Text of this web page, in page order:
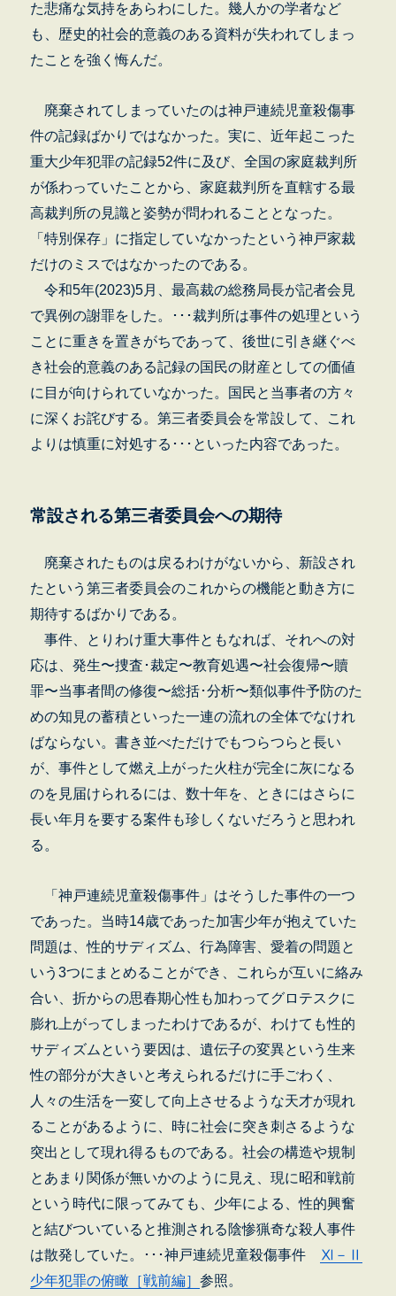
た悲痛な気持をあらわにした。幾人かの学者など
も、歴史的社会的意義のある資料が失われてしまっ
たことを強く悔んだ。
廃棄されてしまっていたのは神戸連続児童殺傷事
件の記録ばかりではなかった。実に、近年起こった
重大少年犯罪の記録52件に及び、全国の家庭裁判所
が係わっていたことから、家庭裁判所を直轄する最
高裁判所の見識と姿勢が問われることとなった。
「特別保存」に指定していなかったという神戸家裁
だけのミスではなかったのである。
令和5年(2023)5月、最高裁の総務局長が記者会見
で異例の謝罪をした。･･･裁判所は事件の処理という
ことに重きを置きがちであって、後世に引き継ぐべ
き社会的意義のある記録の国民の財産としての価値
に目が向けられていなかった。国民と当事者の方々
に深くお詫びする。第三者委員会を常設して、これ
よりは慎重に対処する･･･といった内容であった。
常設される第三者委員会への期待
廃棄されたものは戻るわけがないから、新設され
たという第三者委員会のこれからの機能と動き方に
期待するばかりである。
事件、とりわけ重大事件ともなれば、それへの対
応は、発生〜捜査･裁定〜教育処遇〜社会復帰〜贖
罪〜当事者間の修復〜総括･分析〜類似事件予防のた
めの知見の蓄積といった一連の流れの全体でなけれ
ばならない。書き並べただけでもつらつらと長い
が、事件として燃え上がった火柱が完全に灰になる
のを見届けられるには、数十年を、ときにはさらに
長い年月を要する案件も珍しくないだろうと思われ
る。
「神戸連続児童殺傷事件」はそうした事件の一つ
であった。当時14歳であった加害少年が抱えていた
問題は、性的サディズム、行為障害、愛着の問題と
いう3つにまとめることができ、これらが互いに絡み
合い、折からの思春期心性も加わってグロテスクに
膨れ上がってしまったわけであるが、わけても性的
サディズムという要因は、遺伝子の変異という生来
性の部分が大きいと考えられるだけに手ごわく、
人々の生活を一変して向上させるような天才が現れ
ることがあるように、時に社会に突き刺さるような
突出として現れ得るものである。社会の構造や規制
とあまり関係が無いかのように見え、現に昭和戦前
という時代に限ってみても、少年による、性的興奮
と結びついていると推測される陰惨猟奇な殺人事件
は散発していた。･･･神戸連続児童殺傷事件 Ⅺ－Ⅱ
少年犯罪の俯瞰［戦前編］参照。